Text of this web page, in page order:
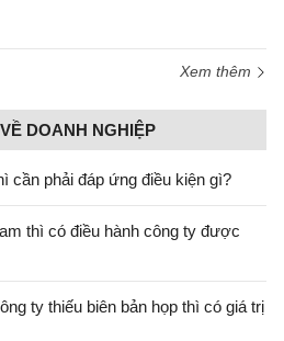
Xem thêm
DOANH NGHIỆP
cần phải đáp ứng điều kiện gì?
thì có điều hành công ty được
ty thiếu biên bản họp thì có giá trị